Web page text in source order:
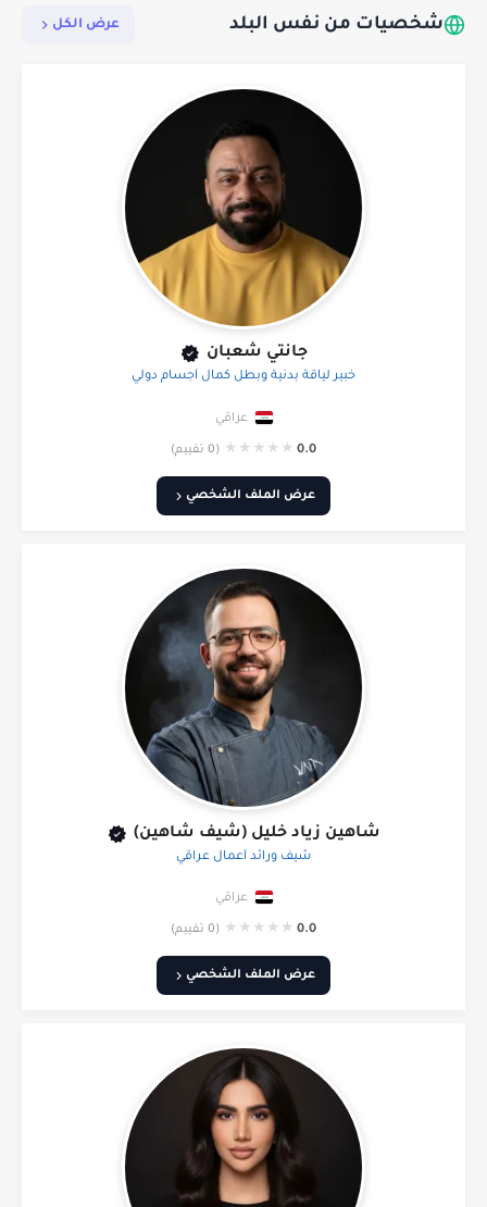
شخصيات من نفس البلد عرض الكل
جانتي شعبان
خبير لياقة بدنية وبطل كمال أجسام دولي
عراقي
0.0
★
★
★
★
★ (0 تقييم)
عرض الملف الشخصي
شاهين زياد خليل (شيف شاهين)
شيف ورائد أعمال عراقي
عراقي
0.0
★
★
★
★
★ (0 تقييم)
عرض الملف الشخصي